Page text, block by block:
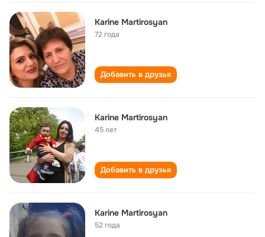
Karine Martirosyan
72 года
Добавить в друзья
Karine Martirosyan
45 лет
Добавить в друзья
Karine Martirosyan
52 года